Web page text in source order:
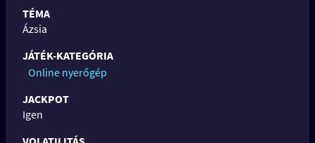
TÉMA
Ázsia
JÁTÉK-KATEGÓRIA
Online nyerőgép
JACKPOT
Igen